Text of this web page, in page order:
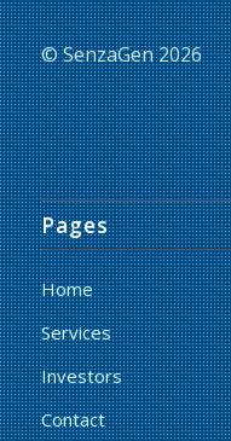
© SenzaGen 2026
Pages
Home
Services
Investors
Contact